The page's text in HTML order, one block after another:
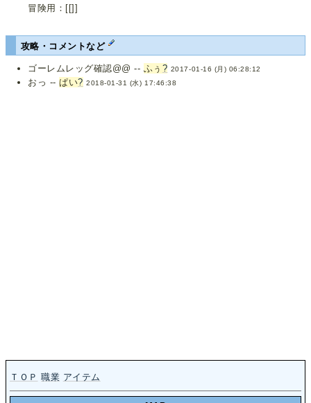
冒険用：[[]]
攻略・コメントなど
ゴーレムレッグ確認@@ -- ふぅ ? 2017-01-16 (月) 06:28:12
おっ --ぱい? 2018-01-31 (水) 17:46:38
ＴＯＰ 職業 アイテム